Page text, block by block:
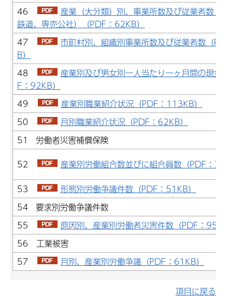
46
産業（大分類）別、事業所数及び従業者数（
鉄道、専売公社）（PDF：62KB）
47
市町村別、組織別事業所数及び従業者数（
B）
48
産業別及び男女別一人当たり一ヶ月間の現金
F：92KB）
49
産業別職業紹介状況（PDF：113KB）
50
月別職業紹介状況（PDF：62KB）
51 労働者災害補償保険
52
産業別労働組合数並びに組合員数（PDF：
53
形態別労働争議件数（PDF：51KB）
54 要求別労働争議件数
55
原因別、産業別労働者災害件数（PDF：
56 工業被害
57
月別、産業別労働争議（PDF：61KB）
項目に戻る